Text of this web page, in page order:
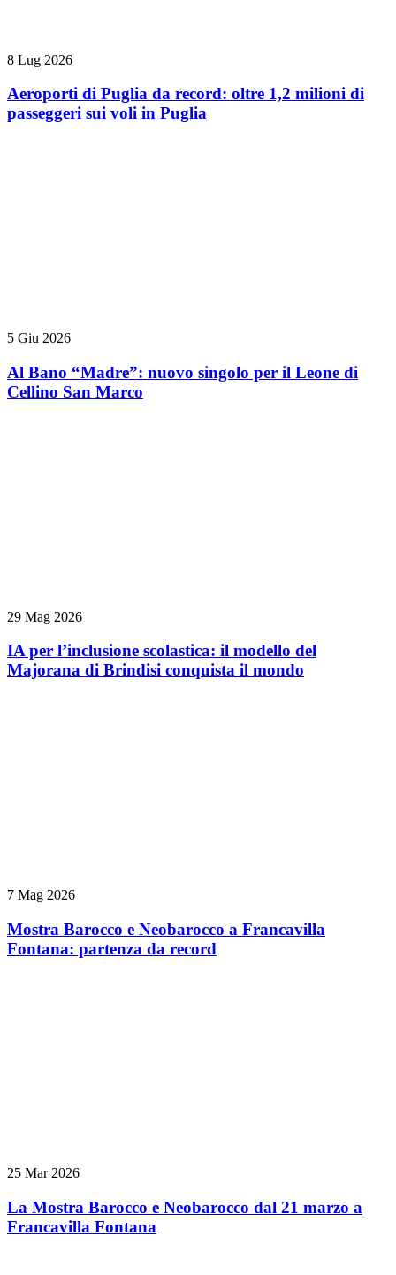
8 Lug 2026
Aeroporti di Puglia da record: oltre 1,2 milioni di
passeggeri sui voli in Puglia
5 Giu 2026
Al Bano “Madre”: nuovo singolo per il Leone di
Cellino San Marco
29 Mag 2026
IA per l’inclusione scolastica: il modello del
Majorana di Brindisi conquista il mondo
7 Mag 2026
Mostra Barocco e Neobarocco a Francavilla
Fontana: partenza da record
25 Mar 2026
La Mostra Barocco e Neobarocco dal 21 marzo a
Francavilla Fontana